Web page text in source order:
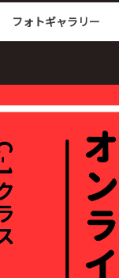
フォトギャラリー